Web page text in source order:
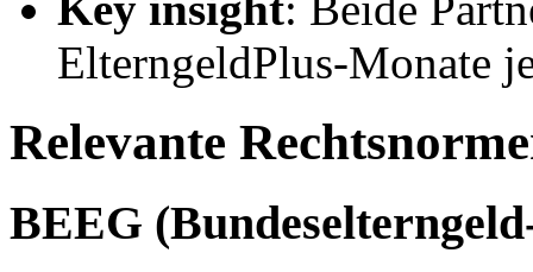
ElterngeldPlus-Monate
Relevante
BEEG